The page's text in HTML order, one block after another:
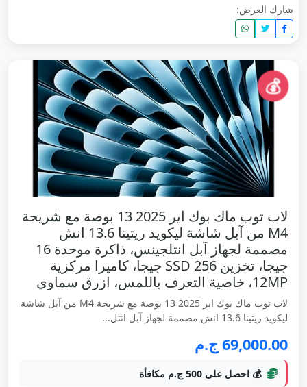
شارك العرض:
💰
لاب توب ماك بوك اير 2025 13 بوصة مع شريحة
M4 من آبل شاشة ليكويد ريتينا 13.6 انش
مصممة لجهاز آبل انتلجينس، ذاكرة موحدة 16
جيجا، تخزين SSD 256 جيجا، كاميرا مركزية
12MP، خاصية التعرف باللمس، ازرق سماوي
لاب توب ماك بوك اير 2025 13 بوصة مع شريحة M4 من آبل شاشة
ليكويد ريتينا 13.6 انش مصممة لجهاز آبل انتل...
69,000.00 ج.م
💰 احصل على 500 ج.م مكافأة